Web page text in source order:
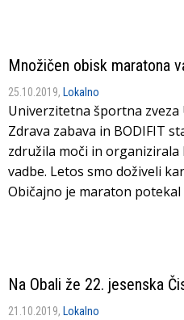
Množičen obisk maratona
25.10.2019, Lokalno
Univerzitetna športna
Zdrava zabava in BODIFIT
združila moči in
vadbe. Letos smo doživeli
Običajno je maraton potekal
Na Obali že 22. jesenska
21.10.2019, Lokalno